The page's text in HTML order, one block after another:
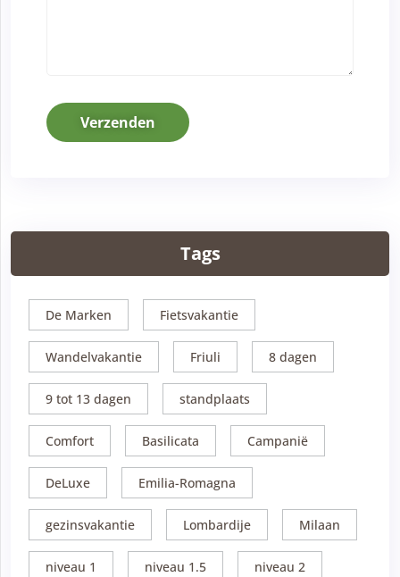
Verzenden
Tags
De Marken Fietsvakantie
Wandelvakantie Friuli 8 dagen
9 tot 13 dagen standplaats
Comfort Basilicata Campanië
DeLuxe Emilia-Romagna
gezinsvakantie Lombardije Milaan
niveau 1 niveau 1.5 niveau 2